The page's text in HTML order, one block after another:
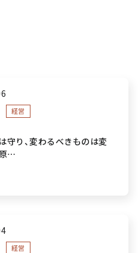
経営
守り、変わるべきものは変
経営